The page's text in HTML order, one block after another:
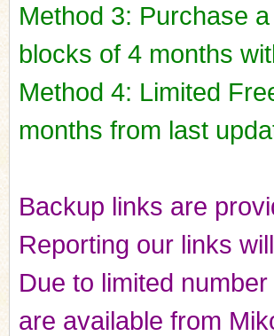
Method 3: Purchase
blocks of 4 months
Method 4: Limited
months from last
Backup links are
Reporting our links
Due to limited
are available from